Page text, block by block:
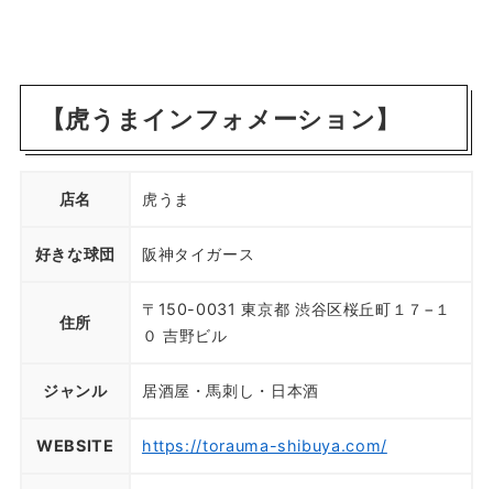
【虎うまインフォメーション】
店名 虎うま
好きな球団 阪神タイガース
住所
〒150-0031 東京都 渋谷区桜丘町１７−１
０ 吉野ビル
ジャンル 居酒屋・馬刺し・日本酒
WEBSITE https://torauma-shibuya.com/